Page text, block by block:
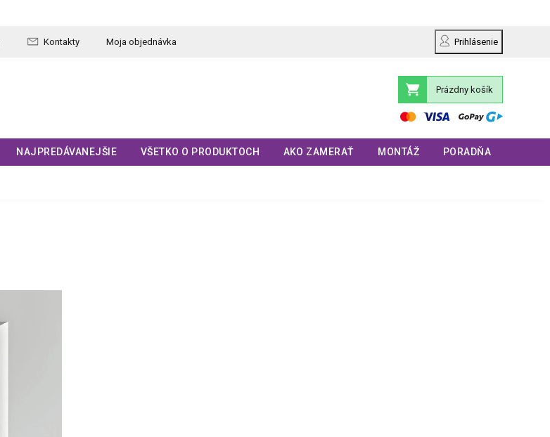
Kontakty Moja objednávka Prihlásenie
Nákupný
košík
Prázdny košík
NAJPREDÁVANEJŠIE VŠETKO O PRODUKTOCH AKO ZAMERAŤ MONTÁŽ PORADŇA